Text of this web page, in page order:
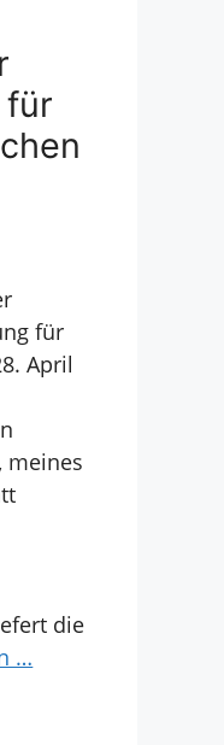
für
für
April
meines
die
…